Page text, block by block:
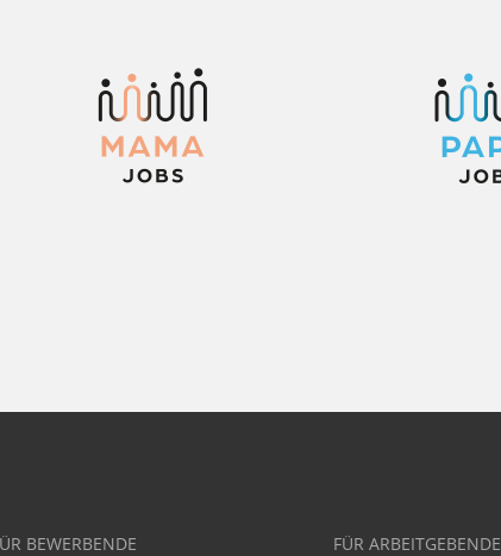
BEWERBENDE FÜR ARBEITGEBENDE